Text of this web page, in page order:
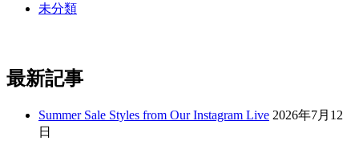
未分類
最新記事
Summer Sale Styles from Our Instagram Live 2026年7月12
日